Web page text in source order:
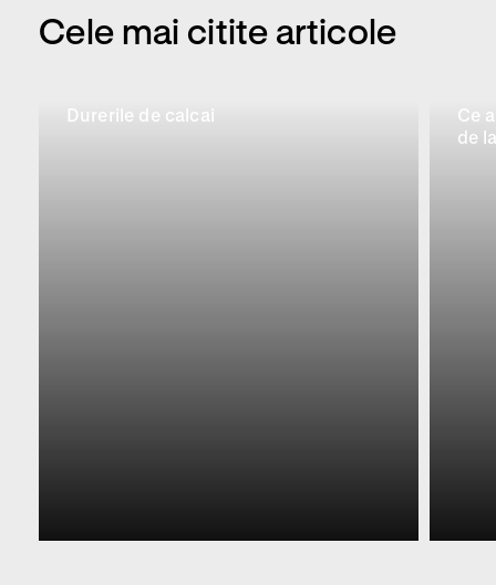
Cele mai citite articole
Durerile de calcai
Ce
de